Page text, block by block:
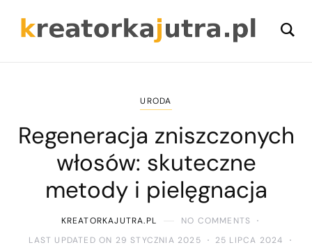
URODA
Regeneracja zniszczonych
włosów: skuteczne
metody i pielęgnacja
KREATORKAJUTRA.PL
NO COMMENTS
LAST UPDATED ON 29 STYCZNIA 2025
25 LIPCA 2024